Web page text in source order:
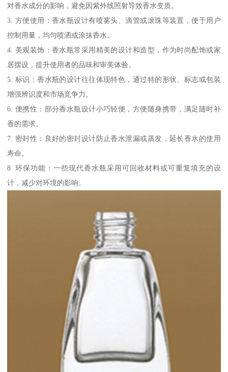
对香水成分的影响，避免因紫外线照射导致香水变质。
3. 方便使用：香水瓶设计有喷雾头、滴管或滚珠等装置，便于用户
控制用量，均匀喷洒或涂抹香水。
4. 美观装饰：香水瓶常采用精美的设计和造型，作为时尚配饰或家
居摆设，提升使用者的品味和审美体验。
5. 标识：香水瓶的设计往往体现特色，通过特的形状、标志或包装
增强辨识度和市场竞争力。
6. 便携性：部分香水瓶设计小巧轻便，方便随身携带，满足随时补
香的需求。
7. 密封性：良好的密封设计防止香水泄漏或蒸发，延长香水的使用
寿命。
8. 环保功能：一些现代香水瓶采用可回收材料或可重复填充的设
计，减少对环境的影响。